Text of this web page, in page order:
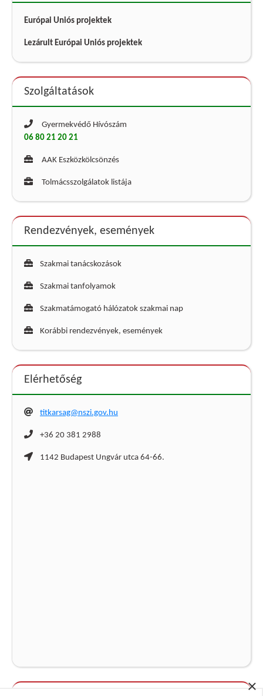
×
Európai Uniós projektek
Lezárult Európai Uniós projektek
Szolgáltatások
Gyermekvédő Hívószám
06 80 21 20 21
AAK Eszközkölcsönzés
Tolmácsszolgálatok listája
Rendezvények, események
Szakmai tanácskozások
Szakmai tanfolyamok
Szakmatámogató hálózatok szakmai nap
Korábbi rendezvények, események
Elérhetőség
titkarsag@nszi.gov.hu
+36 20 381 2988
1142 Budapest Ungvár utca 64-66.